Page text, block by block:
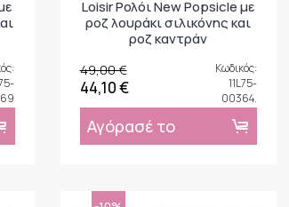
Loisir Ρολόι New Popsicle με
ροζ λουράκι σιλικόνης και
ροζ καντράν
49,00 €
44,10 €
Κωδικός:
11L75-
00364.
Αγόρασέ το